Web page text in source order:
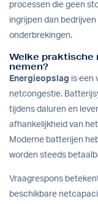
processen die geen
ingrijpen dan
onderbrekingen.
Welke praktische
nemen?
Energieopslag is een
netcongestie.
tijdens daluren en
afhankelijkheid van
Moderne batterijen
worden steeds
Vraagrespons
beschikbare